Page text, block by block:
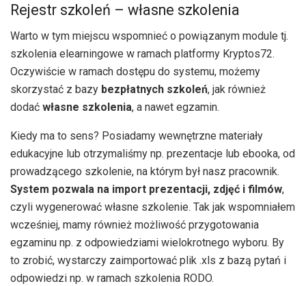
Rejestr szkoleń – własne szkolenia
Warto w tym miejscu wspomnieć o powiązanym module tj.
szkolenia elearningowe w ramach platformy Kryptos72.
Oczywiście w ramach dostępu do systemu, możemy
skorzystać z bazy bezpłatnych szkoleń, jak również
dodać własne szkolenia, a nawet egzamin.
Kiedy ma to sens? Posiadamy wewnętrzne materiały
edukacyjne lub otrzymaliśmy np. prezentacje lub ebooka, od
prowadzącego szkolenie, na którym był nasz pracownik.
System pozwala na import prezentacji, zdjęć i filmów,
czyli wygenerować własne szkolenie. Tak jak wspomniałem
wcześniej, mamy również możliwość przygotowania
egzaminu np. z odpowiedziami wielokrotnego wyboru. By
to zrobić, wystarczy zaimportować plik .xls z bazą pytań i
odpowiedzi np. w ramach szkolenia RODO.